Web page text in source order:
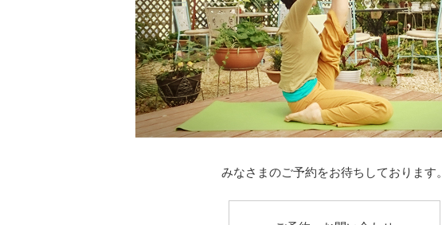
みなさまのご予約をお待ちしております。